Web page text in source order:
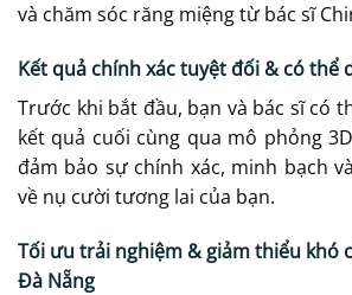
và chăm sóc răng miệng từ bác sĩ
Kết quả chính xác tuyệt đối & có thể
Trước khi bắt đầu, bạn và bác sĩ có
kết quả cuối cùng qua mô phỏng
đảm bảo sự chính xác, minh bạch
về nụ cười tương lai của bạn.
Tối ưu trải nghiệm & giảm thiểu khó
Đà Nẵng